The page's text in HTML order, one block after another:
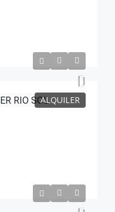
ALQUILER
RIO SOL